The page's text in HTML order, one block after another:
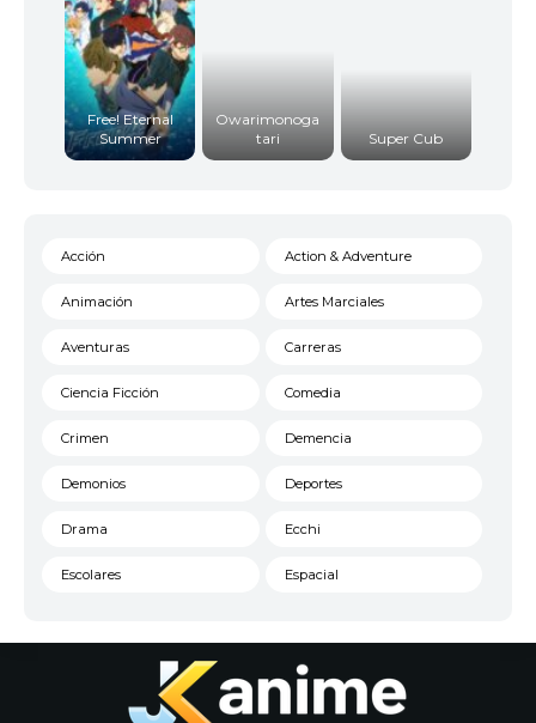
Free! Eternal
Summer
Owarimonoga
tari
Super Cub
Acción Action & Adventure
Animación Artes Marciales
Aventuras Carreras
Ciencia Ficción Comedia
Crimen Demencia
Demonios Deportes
Drama Ecchi
Escolares Espacial
Historico
Josei